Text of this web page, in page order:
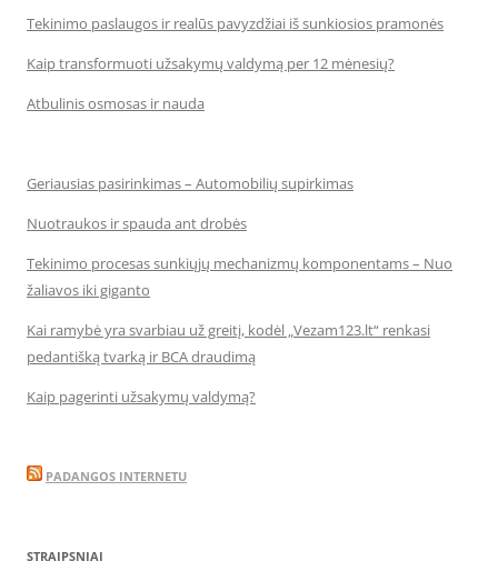
Tekinimo paslaugos ir realūs pavyzdžiai iš sunkiosios pramonės
Kaip transformuoti užsakymų valdymą per 12 mėnesių?
Atbulinis osmosas ir nauda
Geriausias pasirinkimas – Automobilių supirkimas
Nuotraukos ir spauda ant drobės
Tekinimo procesas sunkiųjų mechanizmų komponentams – Nuo
žaliavos iki giganto
Kai ramybė yra svarbiau už greitį, kodėl „Vezam123.lt“ renkasi
pedantišką tvarką ir BCA draudimą
Kaip pagerinti užsakymų valdymą?
PADANGOS INTERNETU
STRAIPSNIAI